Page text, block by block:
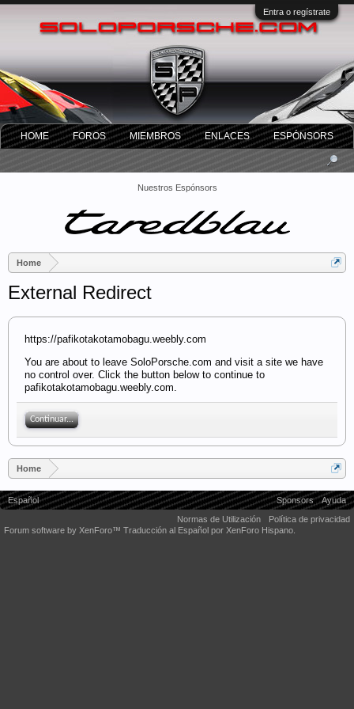
Entra o regístrate
Nuestros Espónsors
Home
External Redirect
https://pafikotakotamobagu.weebly.com
You are about to leave SoloPorsche.com and visit a site we have
no control over. Click the button below to continue to
pafikotakotamobagu.weebly.com.
Continuar...
Home
HOME FOROS MIEMBROS ENLACES ESPÓNSORS
Español Sponsors
Ayuda
Normas de Utilización
Política de privacidad
Forum software by XenForo™ Traducción al Español por XenForo Hispano.